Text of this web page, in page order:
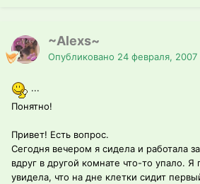
~Alexs~
Опубликовано 24 февраля, 2007
...
Понятно!
Привет! Есть вопрос.
Сегодня вечером я сидела и работала
вдруг в другой комнате что-то упало.
увидела, что на дне клетки сидит